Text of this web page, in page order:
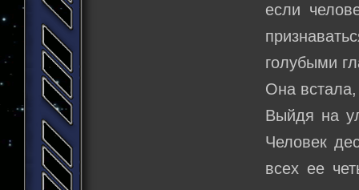
если
голубыми
Она
Выйдя на
Человек
всех ее